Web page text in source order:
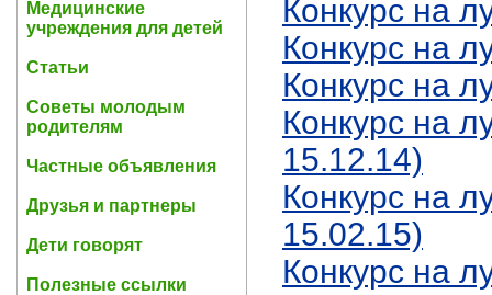
Медицинские
учреждения для детей
Статьи
Советы молодым
родителям
Частные объявления
Друзья и партнеры
Дети говорят
Полезные ссылки
Конкурс на
Конкурс на
Конкурс на
Конкурс на
15.12.14)
Конкурс на
15.02.15)
Конкурс на